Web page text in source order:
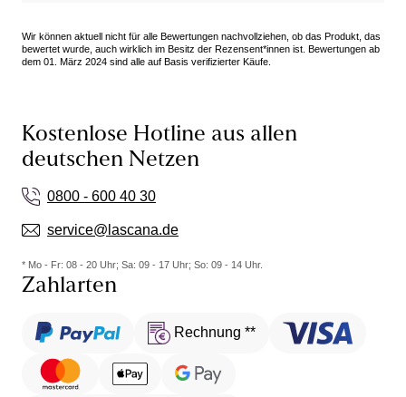
Wir können aktuell nicht für alle Bewertungen nachvollziehen, ob das Produkt, das
bewertet wurde, auch wirklich im Besitz der Rezensent*innen ist. Bewertungen ab
dem 01. März 2024 sind alle auf Basis verifizierter Käufe.
Kostenlose Hotline aus allen
deutschen Netzen
0800 - 600 40 30
service@lascana.de
* Mo - Fr: 08 - 20 Uhr; Sa: 09 - 17 Uhr; So: 09 - 14 Uhr.
Zahlarten
Rechnung **